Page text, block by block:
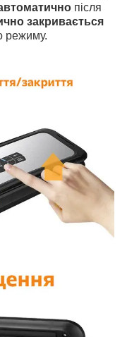
після
закривається
режиму.